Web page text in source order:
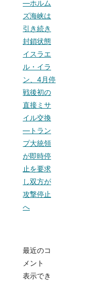
—ホルム
ズ海峡は
引き続き
封鎖状態
イスラエ
ル・イラ
ン、4月停
戦後初の
直接ミサ
イル交換
—トラン
プ大統領
が即時停
止を要求
し双方が
攻撃停止
へ
最近のコ
メント
表示でき